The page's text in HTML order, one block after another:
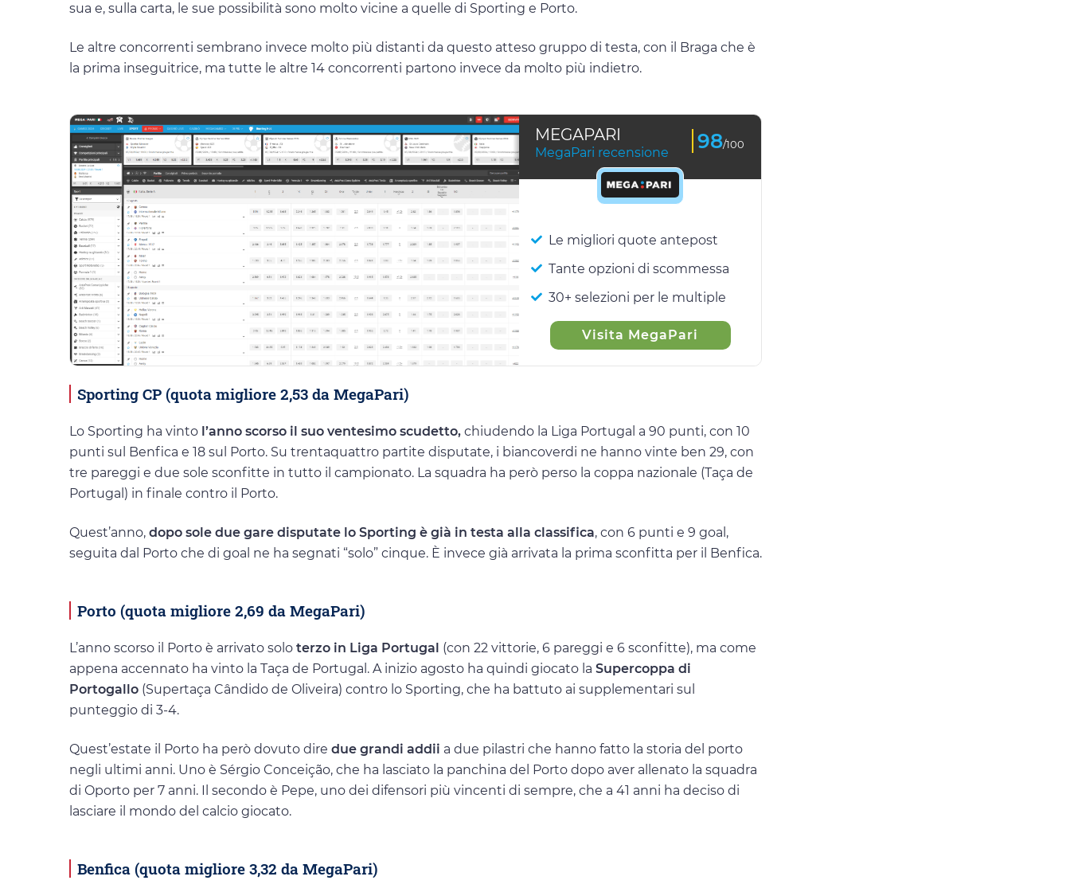
sua e, sulla carta, le sue possibilità sono molto vicine a quelle di Sporting e Porto.
Le altre concorrenti sembrano invece molto più distanti da questo atteso gruppo di testa, con il Braga che è
la prima inseguitrice, ma tutte le altre 14 concorrenti partono invece da molto più indietro.
MEGAPARI
MegaPari recensione 98/100
Le migliori quote antepost
Tante opzioni di scommessa
30+ selezioni per le multiple
Visita MegaPari
Sporting CP (quota migliore 2,53 da MegaPari)
Lo Sporting ha vinto l’anno scorso il suo ventesimo scudetto, chiudendo la Liga Portugal a 90 punti, con 10
punti sul Benfica e 18 sul Porto. Su trentaquattro partite disputate, i biancoverdi ne hanno vinte ben 29, con
tre pareggi e due sole sconfitte in tutto il campionato. La squadra ha però perso la coppa nazionale (Taça de
Portugal) in finale contro il Porto.
Quest’anno, dopo sole due gare disputate lo Sporting è già in testa alla classifica, con 6 punti e 9 goal,
seguita dal Porto che di goal ne ha segnati “solo” cinque. È invece già arrivata la prima sconfitta per il Benfica.
Porto (quota migliore 2,69 da MegaPari)
L’anno scorso il Porto è arrivato solo terzo in Liga Portugal (con 22 vittorie, 6 pareggi e 6 sconfitte), ma come
appena accennato ha vinto la Taça de Portugal. A inizio agosto ha quindi giocato la Supercoppa di
Portogallo (Supertaça Cândido de Oliveira) contro lo Sporting, che ha battuto ai supplementari sul
punteggio di 3-4.
Quest’estate il Porto ha però dovuto dire due grandi addii a due pilastri che hanno fatto la storia del porto
negli ultimi anni. Uno è Sérgio Conceição, che ha lasciato la panchina del Porto dopo aver allenato la squadra
di Oporto per 7 anni. Il secondo è Pepe, uno dei difensori più vincenti di sempre, che a 41 anni ha deciso di
lasciare il mondo del calcio giocato.
Benfica (quota migliore 3,32 da MegaPari)